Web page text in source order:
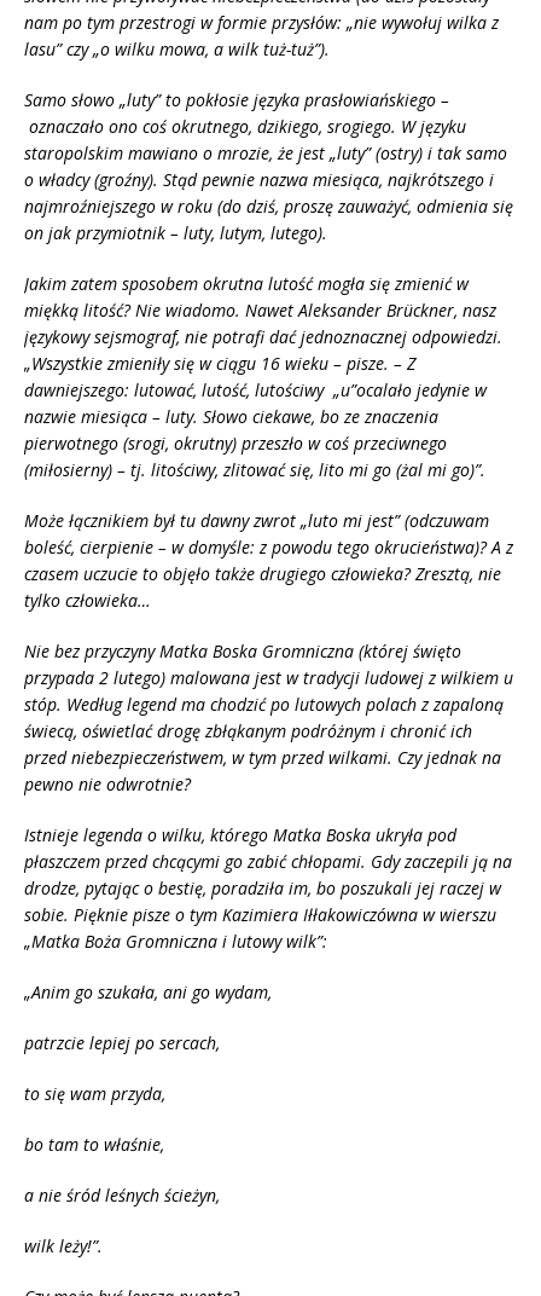
nam po tym przestrogi w formie przysłów: „nie wywołuj wilka z
lasu” czy „o wilku mowa, a wilk tuż-tuż”).
Samo słowo „luty” to pokłosie języka prasłowiańskiego –
oznaczało ono coś okrutnego, dzikiego, srogiego. W języku
staropolskim mawiano o mrozie, że jest „luty” (ostry) i tak samo
o władcy (groźny). Stąd pewnie nazwa miesiąca, najkrótszego i
najmroźniejszego w roku (do dziś, proszę zauważyć, odmienia się
on jak przymiotnik – luty, lutym, lutego).
Jakim zatem sposobem okrutna lutość mogła się zmienić w
miękką litość? Nie wiadomo. Nawet Aleksander Brückner, nasz
językowy sejsmograf, nie potrafi dać jednoznacznej odpowiedzi.
„Wszystkie zmieniły się w ciągu 16 wieku – pisze. – Z
dawniejszego: lutować, lutość, lutościwy „u”ocalało jedynie w
nazwie miesiąca – luty. Słowo ciekawe, bo ze znaczenia
pierwotnego (srogi, okrutny) przeszło w coś przeciwnego
(miłosierny) – tj. litościwy, zlitować się, lito mi go (żal mi go)”.
Może łącznikiem był tu dawny zwrot „luto mi jest” (odczuwam
boleść, cierpienie – w domyśle: z powodu tego okrucieństwa)? A z
czasem uczucie to objęło także drugiego człowieka? Zresztą, nie
tylko człowieka…
Nie bez przyczyny Matka Boska Gromniczna (której święto
przypada 2 lutego) malowana jest w tradycji ludowej z wilkiem u
stóp. Według legend ma chodzić po lutowych polach z zapaloną
świecą, oświetlać drogę zbłąkanym podróżnym i chronić ich
przed niebezpieczeństwem, w tym przed wilkami. Czy jednak na
pewno nie odwrotnie?
Istnieje legenda o wilku, którego Matka Boska ukryła pod
płaszczem przed chcącymi go zabić chłopami. Gdy zaczepili ją na
drodze, pytając o bestię, poradziła im, bo poszukali jej raczej w
sobie. Pięknie pisze o tym Kazimiera Iłłakowiczówna w wierszu
„Matka Boża Gromniczna i lutowy wilk”:
„Anim go szukała, ani go wydam,
patrzcie lepiej po sercach,
to się wam przyda,
bo tam to właśnie,
a nie śród leśnych ścieżyn,
wilk leży!”.